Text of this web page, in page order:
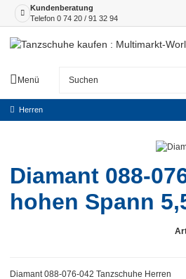
Kundenberatung
Telefon 0 74 20 / 91 32 94
Menü
Herren
Diamant 088-
hohen Spann
Diamant 088-076-042 Tanzschuhe Herren